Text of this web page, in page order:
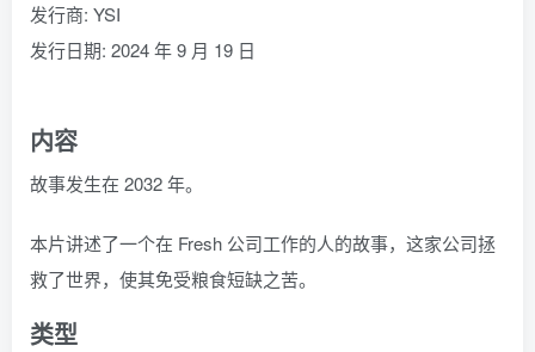
发行商: YSI
发行日期: 2024 年 9 月 19 日
内容
故事发生在 2032 年。
本片讲述了一个在 Fresh 公司工作的人的故事，这家公司拯
救了世界，使其免受粮食短缺之苦。
类型